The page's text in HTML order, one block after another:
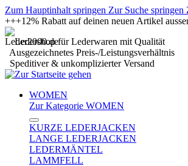
Zum Hauptinhalt springen Zur Suche springen
+++12% Rabatt auf deinen neuen Artikel
Ledershop für Lederwaren mit Qualität
Ausgezeichnetes Preis-/Leistungsverhältnis
Speditiver & unkomplizierter Versand
WOMEN
Zur Kategorie WOMEN
KURZE LEDERJACKEN
LANGE LEDERJACKEN
LEDERMÄNTEL
LAMMFELL